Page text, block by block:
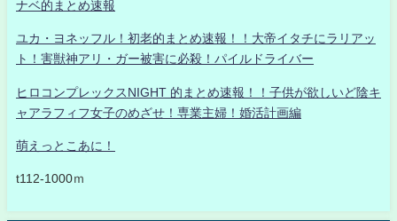
ナベ的まとめ速報
ユカ・ヨネッフル！初老的まとめ速報！！大帝イタチにラリアッ
ト！害獣神アリ・ガー被害に必殺！パイルドライバー
ヒロコンプレックスNIGHT 的まとめ速報！！子供が欲しいど陰キ
ャアラフィフ女子のめざせ！専業主婦！婚活計画編
萌えっとこあに！
t112-1000ｍ